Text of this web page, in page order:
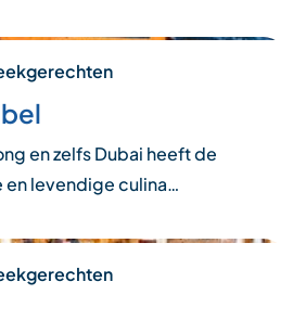
en zelfs Dubai heeft de
en levendige culina…